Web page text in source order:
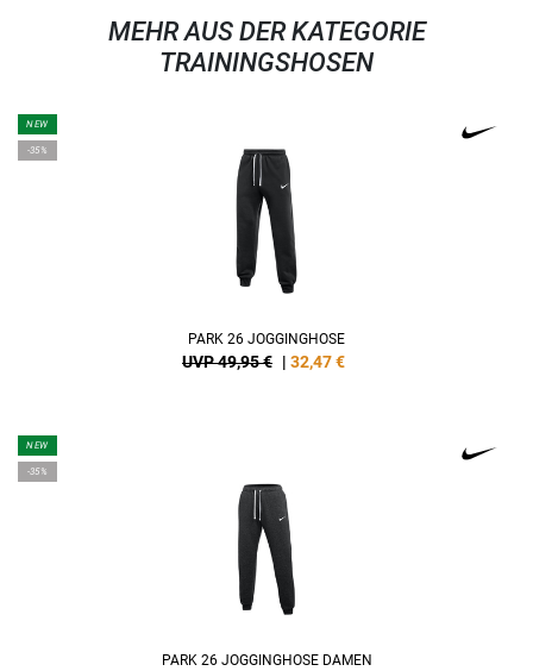
MEHR AUS DER KATEGORIE
TRAININGSHOSEN
NEW
-35%
PARK 26 JOGGINGHOSE
UVP 49,95 € | 32,47€
NEW
-35%
PARK 26 JOGGINGHOSE DAMEN